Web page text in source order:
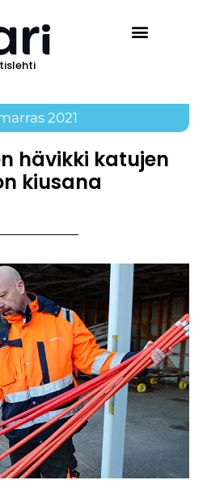
2021
hävikki katujen
kiusana